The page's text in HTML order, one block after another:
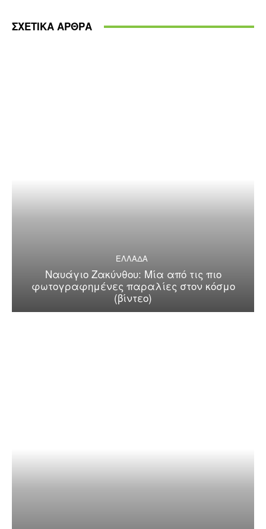
ΣΧΕΤΙΚΑ ΑΡΘΡΑ
ΕΛΛΑΔΑ
Ναυάγιο Ζακύνθου: Μία από τις πιο
φωτογραφημένες παραλίες στον κόσμο
(βίντεο)